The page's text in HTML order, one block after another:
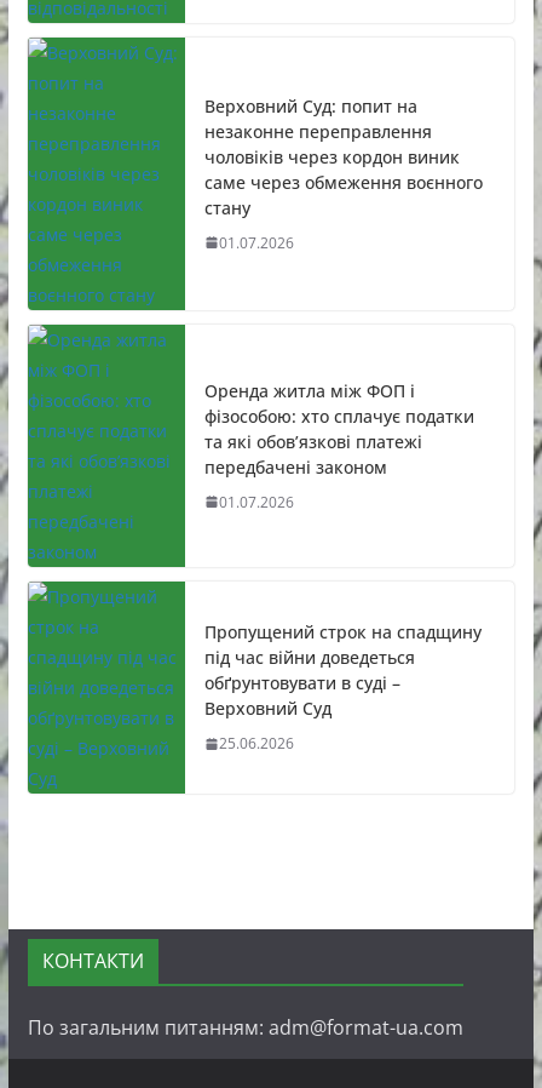
Верховний Суд: попит на
незаконне переправлення
чоловіків через кордон виник
саме через обмеження воєнного
стану
01.07.2026
Оренда житла між ФОП і
фізособою: хто сплачує податки
та які обов’язкові платежі
передбачені законом
01.07.2026
Пропущений строк на спадщину
під час війни доведеться
обґрунтовувати в суді –
Верховний Суд
25.06.2026
КОНТАКТИ
По загальним питанням: adm@format-ua.com